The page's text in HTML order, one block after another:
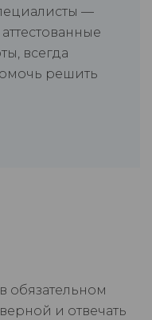
—
всегда
решить
обязательном
и отвечать